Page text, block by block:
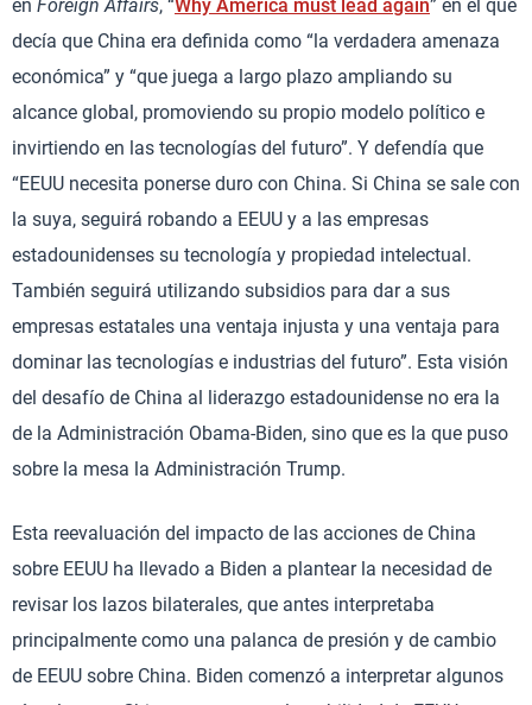
en Foreign Affairs, “Why America must lead again” en el que
decía que China era definida como “la verdadera amenaza
económica” y “que juega a largo plazo ampliando su
alcance global, promoviendo su propio modelo político e
invirtiendo en las tecnologías del futuro”. Y defendía que
“EEUU necesita ponerse duro con China. Si China se sale con
la suya, seguirá robando a EEUU y a las empresas
estadounidenses su tecnología y propiedad intelectual.
También seguirá utilizando subsidios para dar a sus
empresas estatales una ventaja injusta y una ventaja para
dominar las tecnologías e industrias del futuro”. Esta visión
del desafío de China al liderazgo estadounidense no era la
de la Administración Obama-Biden, sino que es la que puso
sobre la mesa la Administración Trump.
Esta reevaluación del impacto de las acciones de China
sobre EEUU ha llevado a Biden a plantear la necesidad de
revisar los lazos bilaterales, que antes interpretaba
principalmente como una palanca de presión y de cambio
de EEUU sobre China. Biden comenzó a interpretar algunos